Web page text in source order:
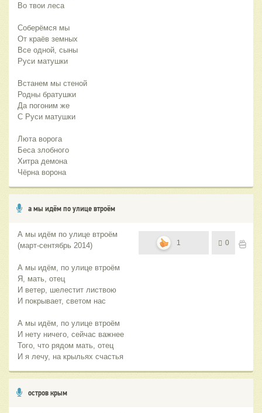
Во твои леса
Соберёмся мы
От краёв земных
Все одной, сыны
Руси матушки
Встанем мы стеной
Родны братушки
Да погоним же
С Руси матушки
Люта ворога
Беса злобного
Хитра демона
Чёрна ворона
а мы идём по улице втроём
А мы идём по улице втроём
(март-сентябрь 2014)
А мы идём, по улице втроём
Я, мать, отец
И ветер, шелестит листвою
И покрывает, светом нас
А мы идём, по улице втроём
И нету ничего, сейчас важнее
Того, что рядом мать, отец
И я лечу, на крыльях счастья
1 0
остров крым